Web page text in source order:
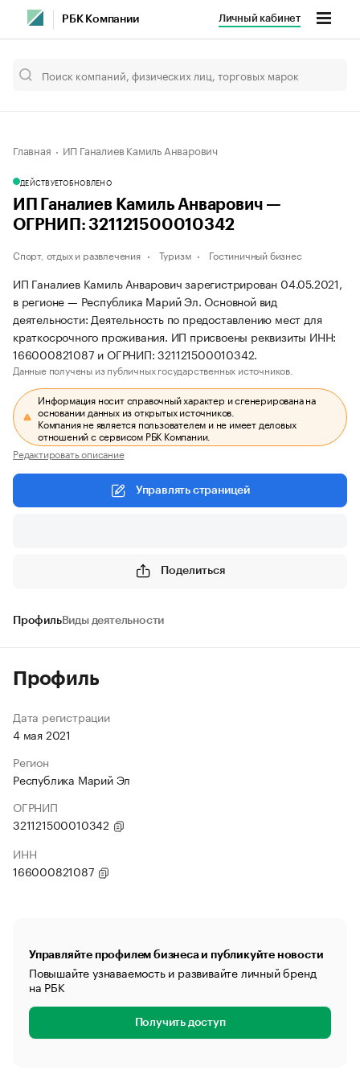
РБК Компании Личный кабинет
Главная ИП Ганалиев Камиль Анварович
ДЕЙСТВУЕТОБНОВЛЕНО
ИП Ганалиев Камиль Анварович —
ОГРНИП: 321121500010342
Спорт, отдых и развлечения Туризм Гостиничный бизнес
ИП Ганалиев Камиль Анварович зарегистрирован 04.05.2021,
в регионе — Республика Марий Эл. Основной вид
деятельности: Деятельность по предоставлению мест для
краткосрочного проживания. ИП присвоены реквизиты ИНН:
166000821087 и ОГРНИП: 321121500010342.
Данные получены из публичных государственных источников.
Информация носит справочный характер и сгенерирована на
основании данных из открытых источников.
Компания не является пользователем и не имеет деловых
отношений с сервисом РБК Компании.
Редактировать описание
Управлять страницей
Поделиться
ПрофильВиды деятельности
Профиль
Дата регистрации
4 мая 2021
Регион
Республика Марий Эл
ОГРНИП
321121500010342
ИНН
166000821087
Управляйте профилем бизнеса и публикуйте новости
Повышайте узнаваемость и развивайте личный бренд
на РБК
Получить доступ